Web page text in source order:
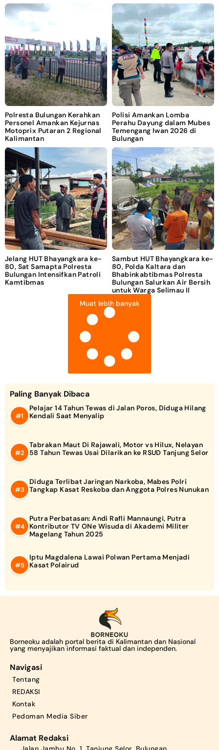
Polresta Bulungan Kerahkan
Personel Amankan Kejurnas
Motoprix Putaran 2 Regional
Kalimantan
Polisi Amankan Lomba
Perahu Dayung dalam Mubes
Temengang Iwan 2026 di
Bulungan
Jelang HUT Bhayangkara ke-
80, Sat Samapta Polresta
Bulungan Intensifkan Patroli
Kamtibmas
Sambut HUT Bhayangkara ke-
80, Polda Kaltara dan
Bhabinkabtibmas Polresta
Bulungan Salurkan Air Bersih
untuk Warga Selimau II
Muat lebih banyak
Paling Banyak Dibaca
Pelajar 14 Tahun Tewas di Jalan Poros, Diduga Hilang
Kendali Saat Menyalip
Tabrakan Maut Di Rajawali, Motor vs Hilux, Nelayan
58 Tahun Tewas Usai Dilarikan ke RSUD Tanjung Selor
Diduga Terlibat Jaringan Narkoba, Mabes Polri
Tangkap Kasat Reskoba dan Anggota Polres Nunukan
Putra Perbatasan: Andi Rafli Mannaungi, Putra
Kontributor TV ONe Wisuda di Akademi Militer
Magelang Tahun 2025
Iptu Magdalena Lawai Polwan Pertama Menjadi
Kasat Polairud
Borneoku adalah portal berita di Kalimantan dan Nasional
yang menyajikan informasi faktual dan independen.
Navigasi
Tentang
REDAKSI
Kontak
Pedoman Media Siber
Alamat Redaksi